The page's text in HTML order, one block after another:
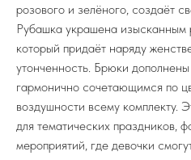
розового и зелёного, создаёт
Рубашка украшена изысканным
который придаёт наряду
утонченность. Брюки
гармонично сочетающимся по
воздушности всему комплекту.
для тематических праздников,
мероприятий, где девочки